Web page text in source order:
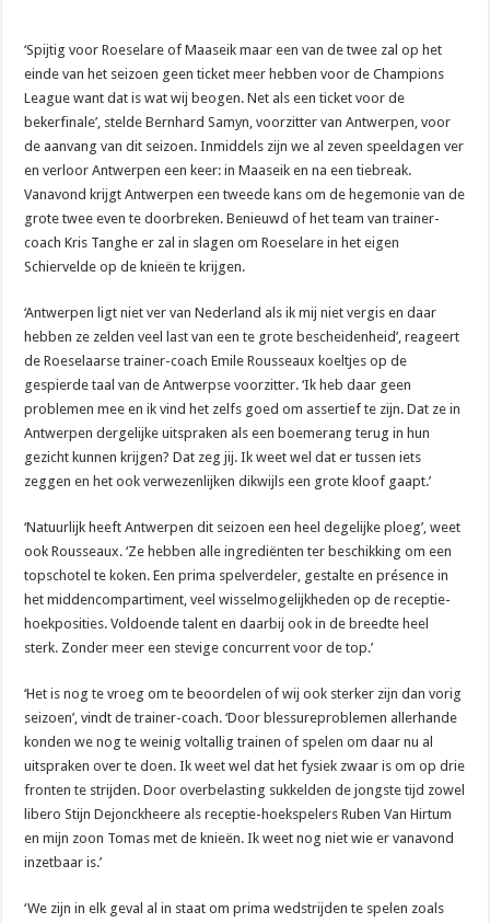
‘Spijtig voor Roeselare of Maaseik maar een van de twee zal op het
einde van het seizoen geen ticket meer hebben voor de Champions
League want dat is wat wij beogen. Net als een ticket voor de
bekerfinale’, stelde Bernhard Samyn, voorzitter van Antwerpen, voor
de aanvang van dit seizoen. Inmiddels zijn we al zeven speeldagen ver
en verloor Antwerpen een keer: in Maaseik en na een tiebreak.
Vanavond krijgt Antwerpen een tweede kans om de hegemonie van de
grote twee even te doorbreken. Benieuwd of het team van trainer-
coach Kris Tanghe er zal in slagen om Roeselare in het eigen
Schiervelde op de knieën te krijgen.
‘Antwerpen ligt niet ver van Nederland als ik mij niet vergis en daar
hebben ze zelden veel last van een te grote bescheidenheid’, reageert
de Roeselaarse trainer-coach Emile Rousseaux koeltjes op de
gespierde taal van de Antwerpse voorzitter. ‘Ik heb daar geen
problemen mee en ik vind het zelfs goed om assertief te zijn. Dat ze in
Antwerpen dergelijke uitspraken als een boemerang terug in hun
gezicht kunnen krijgen? Dat zeg jij. Ik weet wel dat er tussen iets
zeggen en het ook verwezenlijken dikwijls een grote kloof gaapt.’
‘Natuurlijk heeft Antwerpen dit seizoen een heel degelijke ploeg’, weet
ook Rousseaux. ‘Ze hebben alle ingrediënten ter beschikking om een
topschotel te koken. Een prima spelverdeler, gestalte en présence in
het middencompartiment, veel wisselmogelijkheden op de receptie-
hoekposities. Voldoende talent en daarbij ook in de breedte heel
sterk. Zonder meer een stevige concurrent voor de top.’
‘Het is nog te vroeg om te beoordelen of wij ook sterker zijn dan vorig
seizoen’, vindt de trainer-coach. ‘Door blessureproblemen allerhande
konden we nog te weinig voltallig trainen of spelen om daar nu al
uitspraken over te doen. Ik weet wel dat het fysiek zwaar is om op drie
fronten te strijden. Door overbelasting sukkelden de jongste tijd zowel
libero Stijn Dejonckheere als receptie-hoekspelers Ruben Van Hirtum
en mijn zoon Tomas met de knieën. Ik weet nog niet wie er vanavond
inzetbaar is.’
‘We zijn in elk geval al in staat om prima wedstrijden te spelen zoals